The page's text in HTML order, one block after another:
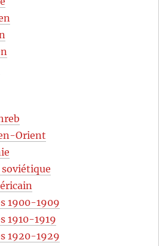
Orient
soviétique
1900-1909
1910-1919
1920-1929